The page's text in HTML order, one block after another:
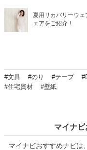
夏用リカバリーウ
ェアをご紹介！
#文具 #のり #テープ
#住宅資材
#壁紙
マイナ
マイナビおすすめナビは